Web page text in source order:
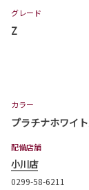
アクアが一部改良とな
2026-07-01
ハイランダー 発売
た。
取扱店舗は、日立店、
くば学園の森店、古河
ハイランダーは茨城ト
グレード
Z
カラー
プラチナホワイ
配備店舗
小川店
0299-58-6211